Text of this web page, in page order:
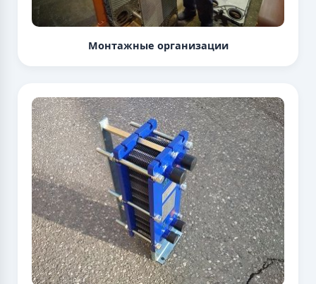
Монтажные организации